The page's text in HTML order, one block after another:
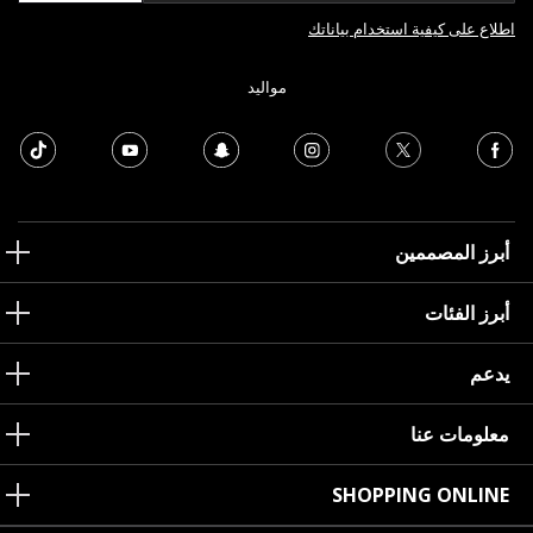
اطلاع على كيفية استخدام بياناتك
مواليد
أبرز المصممين
أبرز الفئات
يدعم
معلومات عنا
SHOPPING ONLINE